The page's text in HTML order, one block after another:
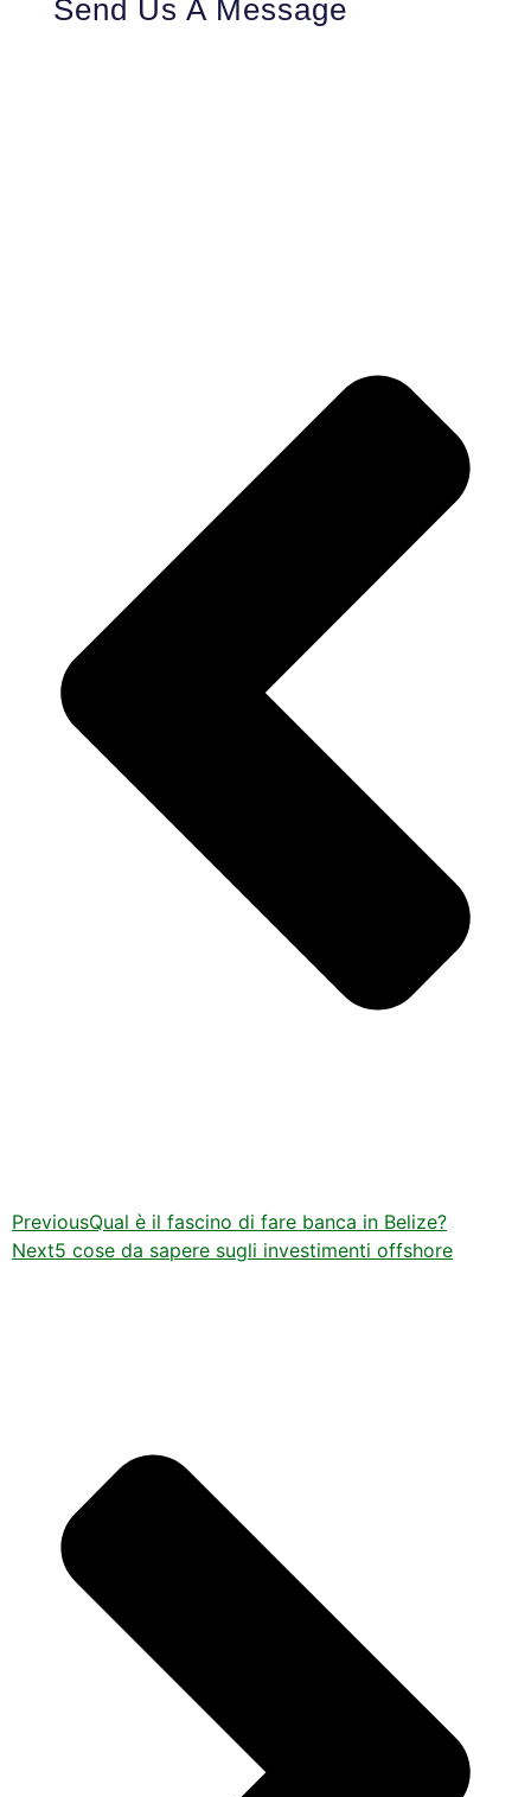
Send Us A Message
PreviousQual è il fascino di fare banca in Belize?
Next5 cose da sapere sugli investimenti offshore